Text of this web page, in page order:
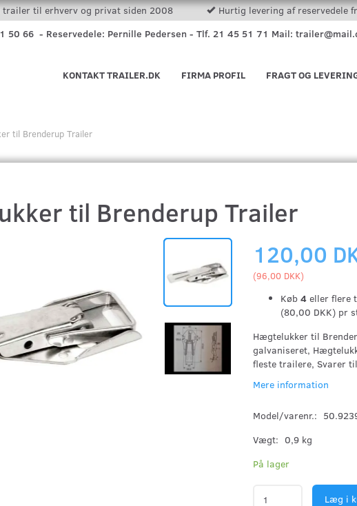
trailer til erhverv og privat siden 2008
Hurtig levering af reservedele
50 66 - Reservedele: Pernille Pedersen - Tlf. 21 45 51 71 Mail:
FRAGT OG
FIRMA PROFIL
KONTAKT TRAILER.DK
til Brenderup Trailer
til Brenderup Trailer
120,00
(96,00 DKK)
Køb4 eller flere
(80,00 DKK) pr
Hægtelukker til
galvaniseret,
fleste trailere, Svarer
Mere information
Model/varenr.:
Vægt: 0,9 kg
På lager
Læg i